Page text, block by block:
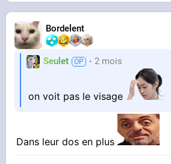
Bordelent
Seulet 2 mois
on voit pas le visage
Dans leur dos en plus